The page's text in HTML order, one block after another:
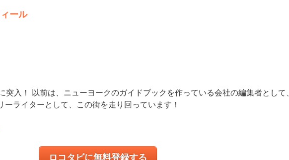
ール
突入！ 以前は、ニューヨークのガイドブックを作っている会社の編集者として、
ライターとして、この街を走り回っています！
ロコタビに無料登録する